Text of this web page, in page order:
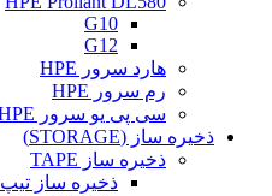
G10
G12
هارد سرور HPE
رم سرور HPE
سی پی یو سرور HPE
ذخیره ساز (STORAGE)
ذخیره ساز TAPE
ذخیره ساز تیپ HPE